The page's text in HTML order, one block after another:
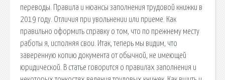
переводы. Правила и нюансы заполнения трудовой книжки в
2019 году. Отличия при увольнении или приеме. Как
правильно оформить справку о том, что по прежнему месту
работы я, исполняя свои. Итак, теперь мы видим, что
заверенную копию документа от обычной, не имеющей
юридической. В статье говорится о правилах заполнения и